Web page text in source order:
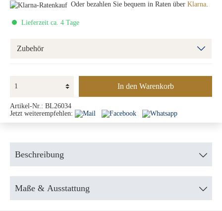
Oder bezahlen Sie bequem in Raten über Klarna.
Lieferzeit ca. 4 Tage
Zubehör
In den Warenkorb
Artikel-Nr.: BL26034
Jetzt weiterempfehlen:
Beschreibung
Maße & Ausstattung